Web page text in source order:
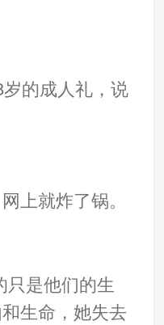
的成人礼，说
上就炸了锅。
只是他们的生
生命，她失去